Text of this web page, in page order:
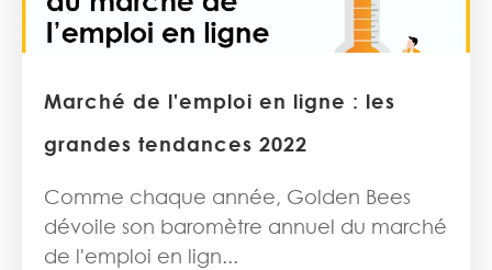
Marché de l'emploi en ligne : les
grandes tendances 2022
Comme chaque année, Golden Bees
dévoile son baromètre annuel du marché
de l'emploi en lign...